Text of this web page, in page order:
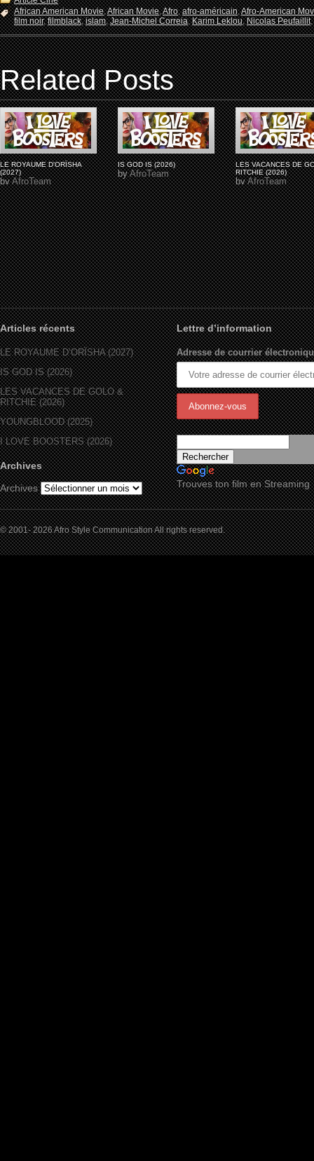
African American Movie,African Movie,Afro,afro-américain,Afro-American
film noir,filmblack,islam,Jean-Michel Correia,Karim Leklou,Nicolas Peufaillit,
Related Posts
LE ROYAUME D'ORÏSHA
(2027)
byAfroTeam
IS GOD IS (2026)
byAfroTeam
LES VACANCES DE
RITCHIE (2026)
byAfroTeam
Articles récents
LE ROYAUME D’ORÏSHA (2027)
IS GOD IS (2026)
LES VACANCES DE GOLO &
RITCHIE (2026)
YOUNGBLOOD (2025)
I LOVE BOOSTERS (2026)
Archives
Archives
Lettre d’information
Adresse de courrier
Trouves ton film en Streaming
© 2001- 2026 Afro Style Communication All rights reserved.